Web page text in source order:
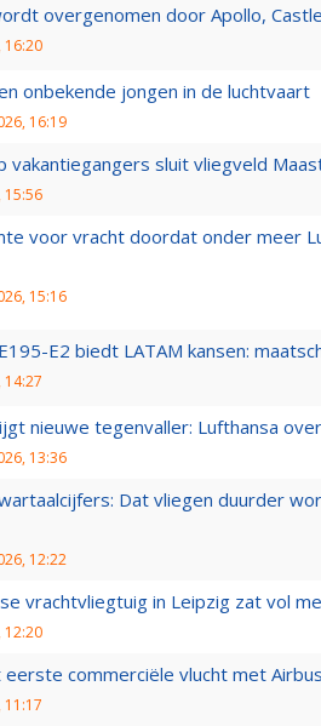
overgenomen door Apollo,
16:20
onbekende jongen in de luchtvaart
16:19
vakantiegangers sluit vliegveld
15:56
voor vracht doordat onder meer
15:16
E2 biedt LATAM kansen:
14:27
nieuwe tegenvaller: Lufthansa
13:36
Dat vliegen duurder
12:22
vrachtvliegtuig in Leipzig zat vol
12:20
eerste commerciële vlucht met
11:17